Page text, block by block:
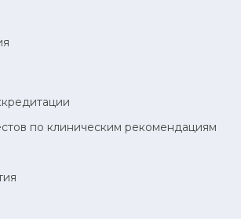
по клиническим рекомендациям